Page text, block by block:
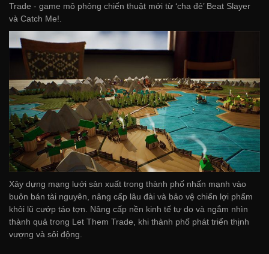
Trade - game mô phỏng chiến thuật mới từ ‘cha đẻ’ Beat Slayer
và Catch Me!.
Xây dựng mạng lưới sản xuất trong thành phố nhấn mạnh vào
buôn bán tài nguyên, nâng cấp lâu đài và bảo vệ chiến lợi phẩm
khỏi lũ cướp táo tợn. Nâng cấp nền kinh tế tự do và ngắm nhìn
thành quả trong Let Them Trade, khi thành phố phát triển thịnh
vượng và sôi động.